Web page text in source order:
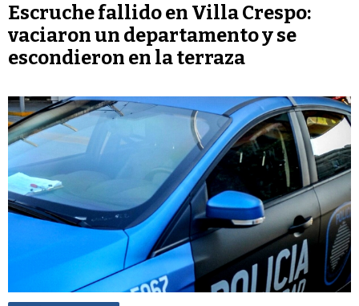
Escruche fallido en Villa Crespo:
vaciaron un departamento y se
escondieron en la terraza